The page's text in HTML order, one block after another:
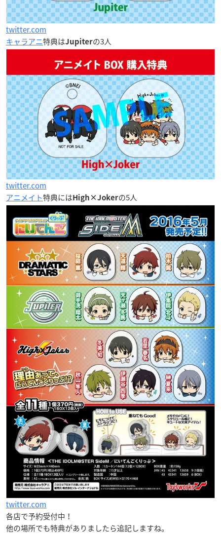
twitter.com
キャラアニ特典はJupiterの3人
twitter.com
アニメイト特典には High×Jokerの5人
twitter.com
各店で予約受付中！
他の場所でも特典がありましたら追記しますね。